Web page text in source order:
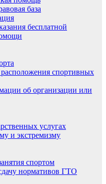
база
бесплатной
спортивных
об организации или
услугах
и экстремизму
спортом
нормативов ГТО